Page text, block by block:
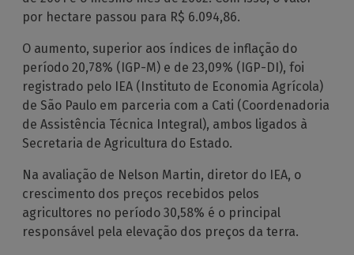
por hectare passou para R$ 6.094,86.
O aumento, superior aos índices de inflação do
período 20,78% (IGP-M) e de 23,09% (IGP-DI), foi
registrado pelo IEA (Instituto de Economia Agrícola)
de São Paulo em parceria com a Cati (Coordenadoria
de Assistência Técnica Integral), ambos ligados à
Secretaria de Agricultura do Estado.
Na avaliação de Nelson Martin, diretor do IEA, o
crescimento dos preços recebidos pelos
agricultores no período 30,58% é o principal
responsável pela elevação dos preços da terra.